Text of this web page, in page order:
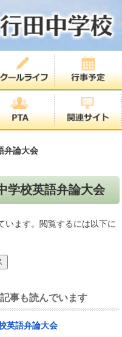
弁論大会
校英語弁論大会
います。閲覧するには以下に
事も読んでいます
英語弁論大会